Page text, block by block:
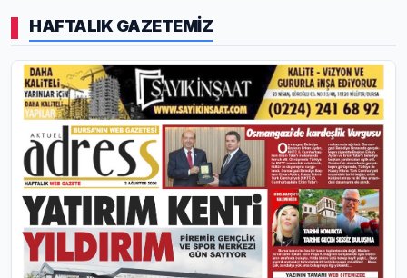
HAFTALIK GAZETEMİZ